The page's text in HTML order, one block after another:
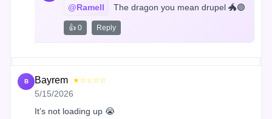
@Ramell The dragon you mean drupel 🐲🟣
👍 0 Reply
B Bayrem ★☆☆☆☆
5/15/2026
It’s not loading up 😭